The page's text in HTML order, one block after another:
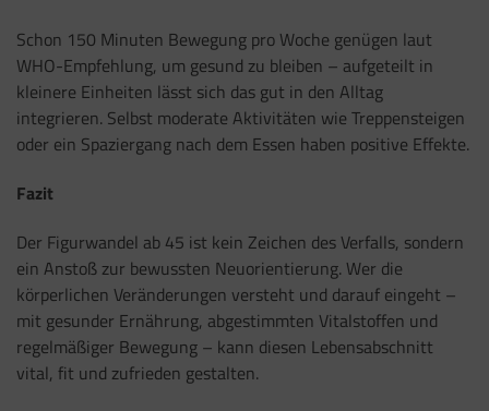
Schon 150 Minuten Bewegung pro Woche genügen laut
WHO-Empfehlung, um gesund zu bleiben – aufgeteilt in
kleinere Einheiten lässt sich das gut in den Alltag
integrieren. Selbst moderate Aktivitäten wie Treppensteigen
oder ein Spaziergang nach dem Essen haben positive Effekte.
Fazit
Der Figurwandel ab 45 ist kein Zeichen des Verfalls, sondern
ein Anstoß zur bewussten Neuorientierung. Wer die
körperlichen Veränderungen versteht und darauf eingeht –
mit gesunder Ernährung, abgestimmten Vitalstoffen und
regelmäßiger Bewegung – kann diesen Lebensabschnitt
vital, fit und zufrieden gestalten.